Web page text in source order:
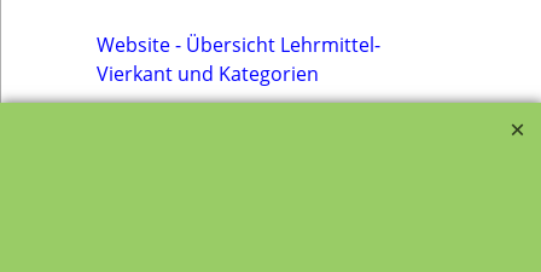
Website - Übersicht Lehrmittel-
Vierkant und Kategorien